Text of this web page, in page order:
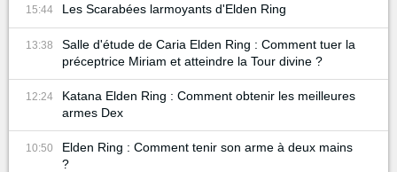
15:44 Les Scarabées larmoyants d'Elden Ring
13:38
Salle d'étude de Caria Elden Ring : Comment tuer la
préceptrice Miriam et atteindre la Tour divine ?
12:24
Katana Elden Ring : Comment obtenir les meilleures
armes Dex
10:50
Elden Ring : Comment tenir son arme à deux mains
?